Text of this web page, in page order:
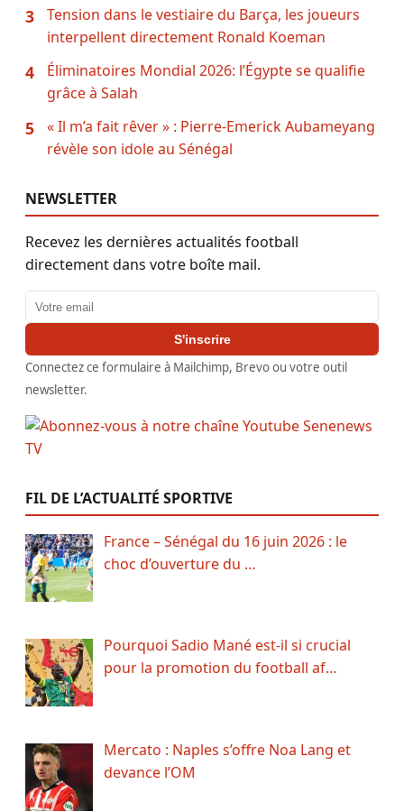
3
Tension dans le vestiaire du Barça, les joueurs
interpellent directement Ronald Koeman
4
Éliminatoires Mondial 2026: l’Égypte se qualifie
grâce à Salah
5
« Il m’a fait rêver » : Pierre-Emerick Aubameyang
révèle son idole au Sénégal
NEWSLETTER
Recevez les dernières actualités football
directement dans votre boîte mail.
Adresse email
S'inscrire
Connectez ce formulaire à Mailchimp, Brevo ou votre outil
newsletter.
FIL DE L’ACTUALITÉ SPORTIVE
France – Sénégal du 16 juin 2026 : le
choc d’ouverture du …
Pourquoi Sadio Mané est-il si crucial
pour la promotion du football af…
Mercato : Naples s’offre Noa Lang et
devance l’OM